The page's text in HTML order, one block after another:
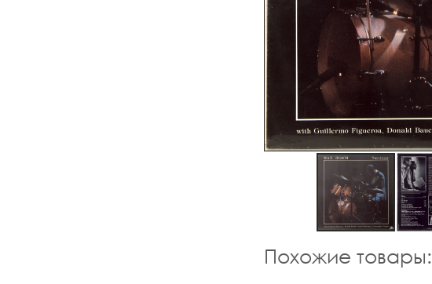
Похожие товары: